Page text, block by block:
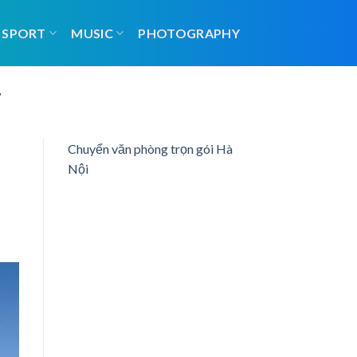
SPORT MUSIC PHOTOGRAPHY
Chuyển văn phòng trọn gói Hà
Nội